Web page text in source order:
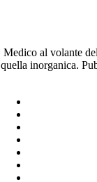
Medico al volante
quella inorganica.